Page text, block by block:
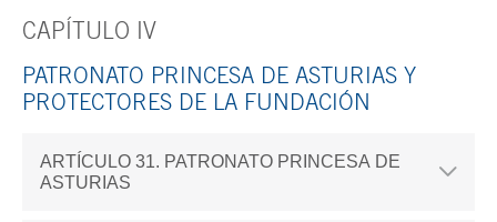
CAPÍTULO IV
PATRONATO PRINCESA DE ASTURIAS Y
PROTECTORES DE LA FUNDACIÓN
ARTÍCULO 31. PATRONATO PRINCESA DE
ASTURIAS